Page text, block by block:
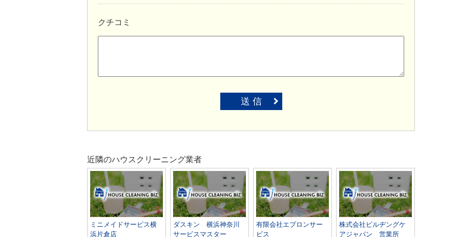
クチコミ
送 信
近隣のハウスクリーニング業者
ミニメイドサービス横
浜片倉店
ダスキン 横浜神奈川
サービスマスター
有限会社エプロンサー
ビス
株式会社ビルヂングケ
アジャパン 営業所